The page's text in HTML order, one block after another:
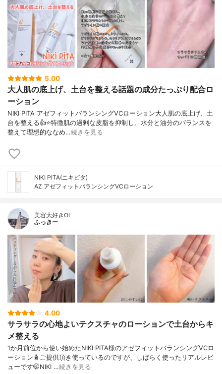
5.00
大人肌の底上げ、土台を整える話題の成分たっぷり配合ロ
ーション
NIKI PITA アゼフィットバランシングVCローション大人肌の底上げ、土
台を整える👍⭐️特徴肌の過剰な皮脂を抑制し、水分と油分のバランスを
整えて理想的ななめ…続きを見る
NIKI PITA(ニキピタ)
AZ アゼフィットバランシングVCローション
美容大好きOL
ふっきー
4.00
サラサラの心地よいテクスチャのローションで土台からキ
メ整える
1か月前位から使い始めたNIKI PITA様のアゼフィットバランシングVCロ
ーション🧴ご提供頂き使っているのですが、しばらく使ったリアルレビ
ューです🤭NIKI …続きを見る